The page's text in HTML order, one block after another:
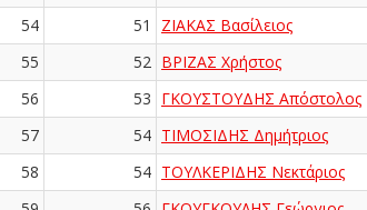
54
51 ΖΙΑΚΑΣ Βασίλειος
55
52 ΒΡΙΖΑΣ Χρήστος
56
53 ΓΚΟΥΣΤΟΥΔΗΣ Απόστολος
57
54 ΤΙΜΟΣΙΔΗΣ Δημήτριος
58
54 ΤΟΥΛΚΕΡΙΔΗΣ Νεκτάριος